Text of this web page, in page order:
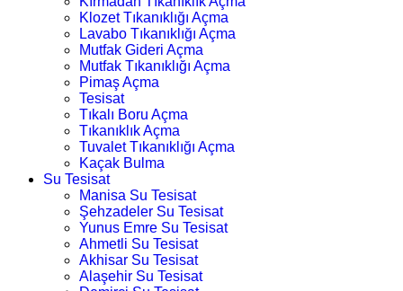
Klozet Tıkanıklığı Açma
Lavabo Tıkanıklığı Açma
Mutfak Gideri Açma
Mutfak Tıkanıklığı Açma
Pimaş Açma
Tesisat
Tıkalı Boru Açma
Tıkanıklık Açma
Tuvalet Tıkanıklığı Açma
Kaçak Bulma
Su Tesisat
Manisa Su Tesisat
Şehzadeler Su Tesisat
Yunus Emre Su Tesisat
Ahmetli Su Tesisat
Akhisar Su Tesisat
Alaşehir Su Tesisat